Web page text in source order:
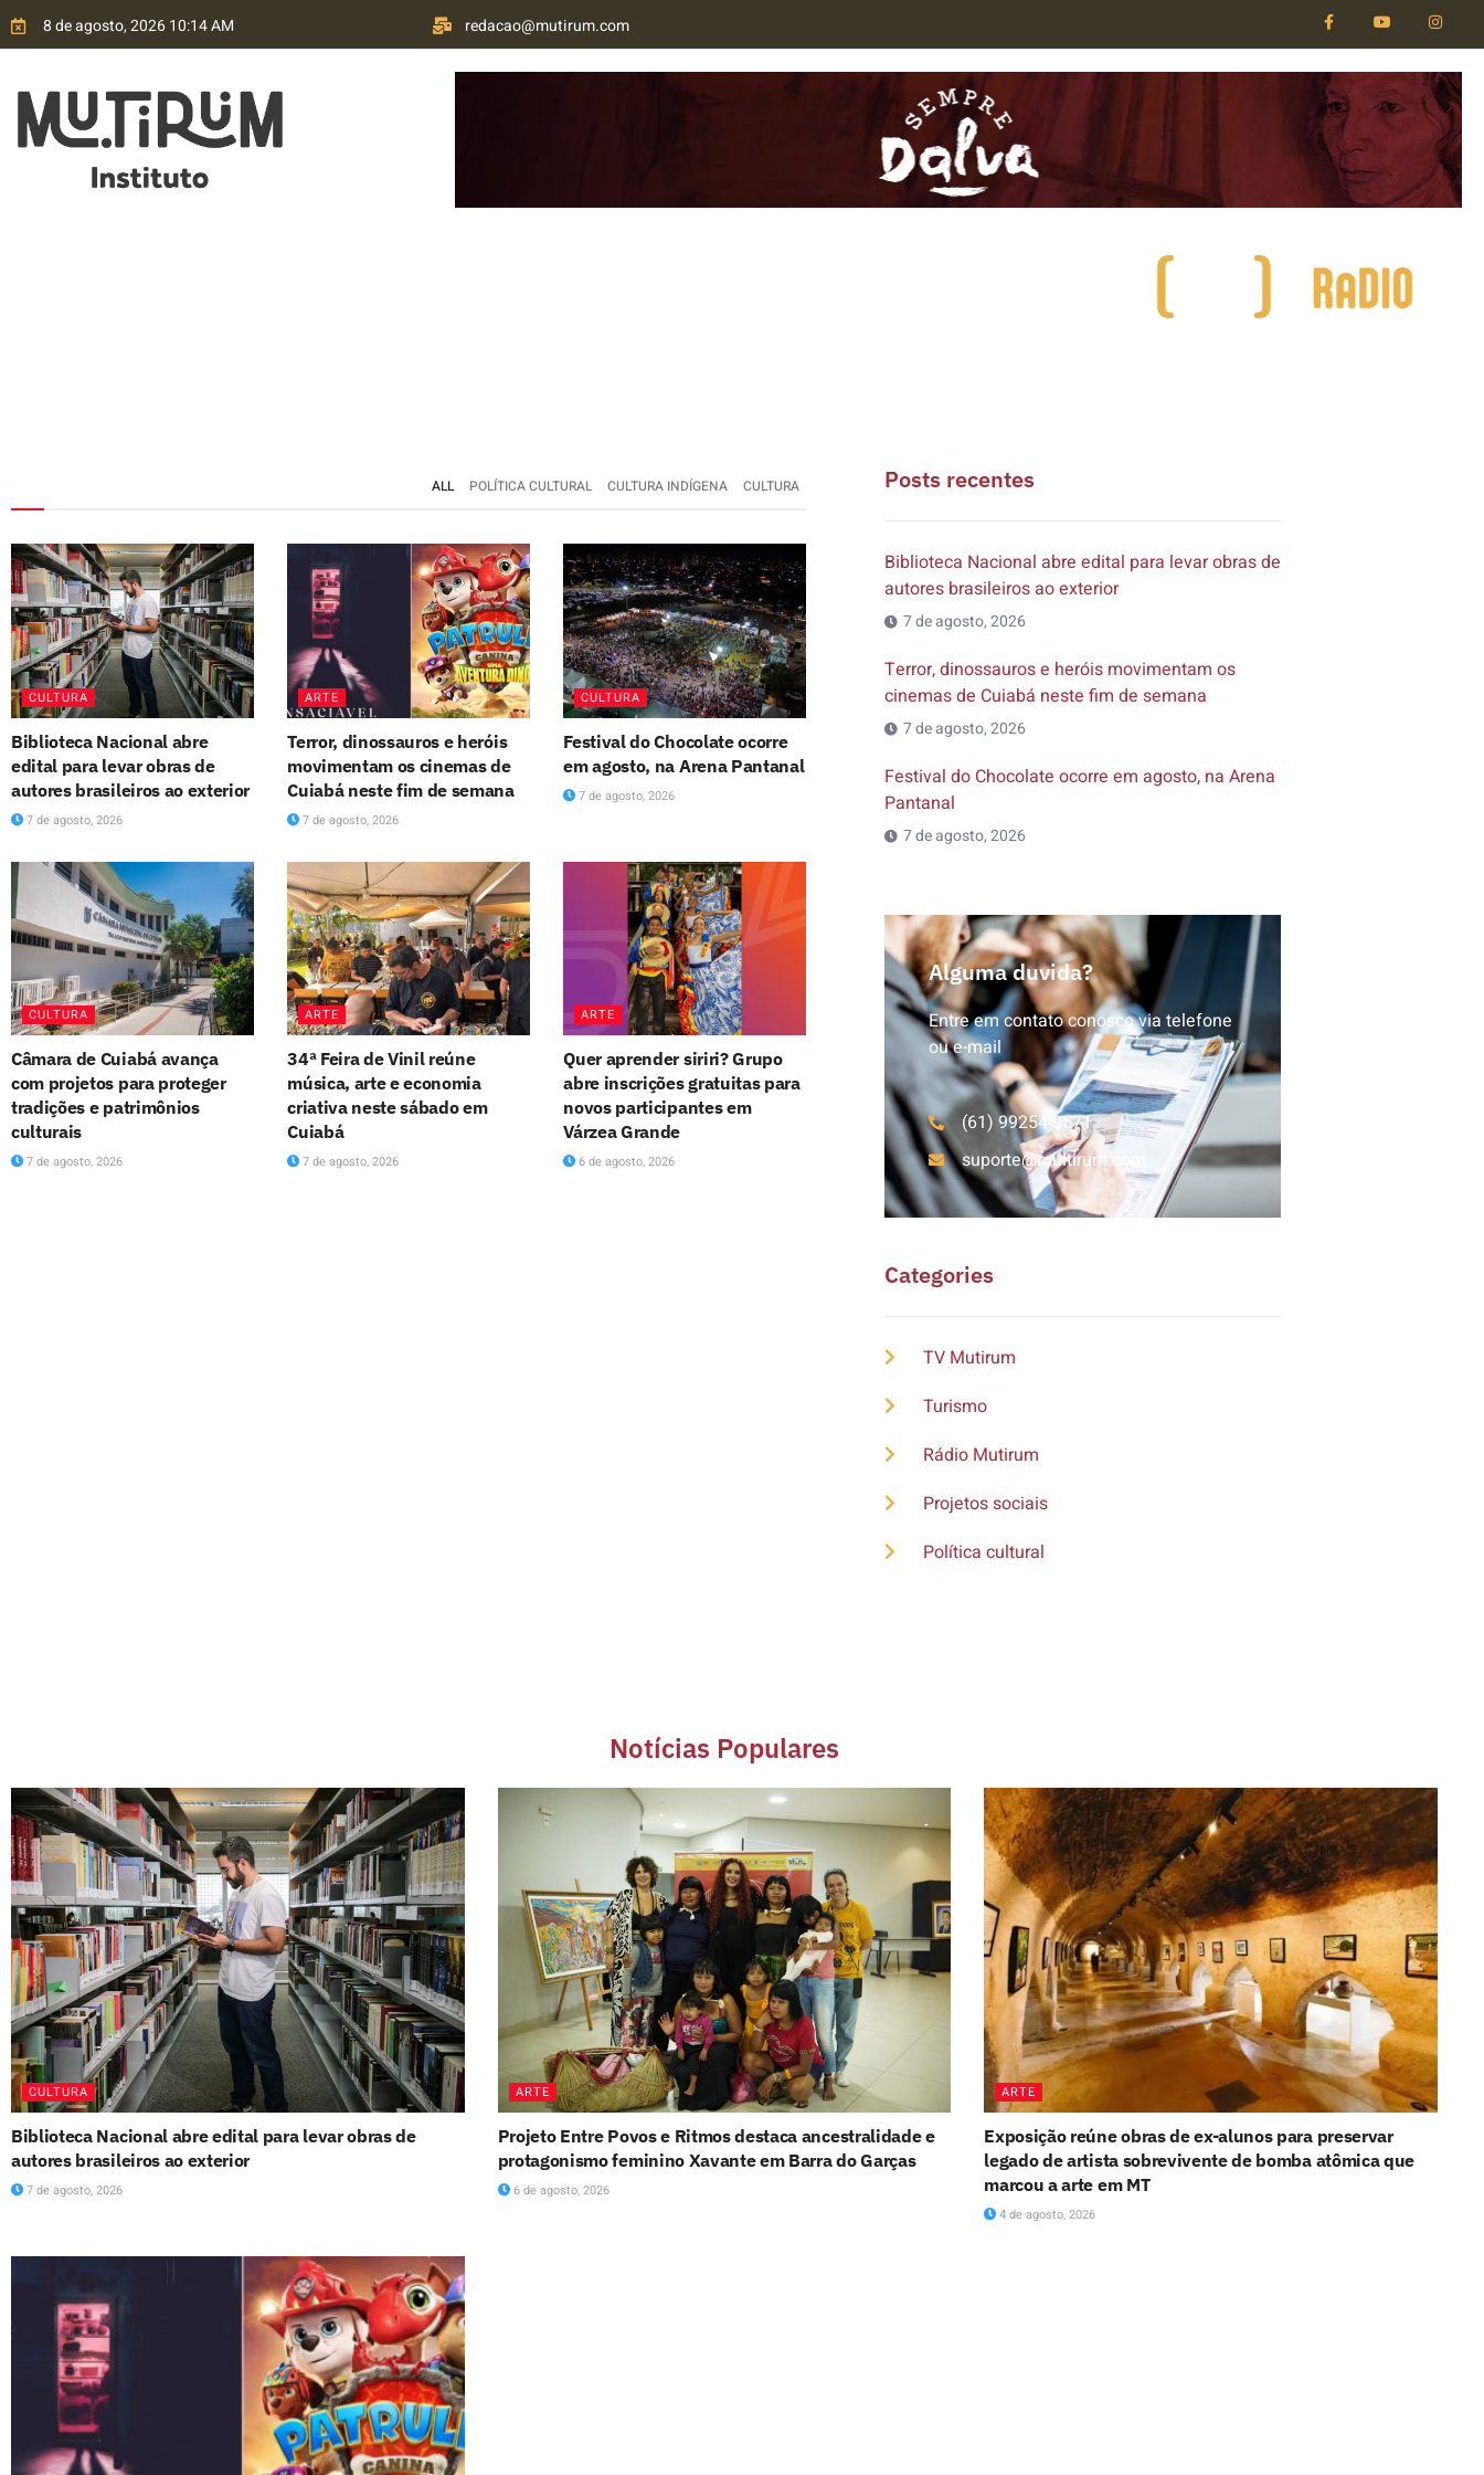
8 de agosto, 2026 10:14 AM redacao@mutirum.com
ALL POLÍTICA CULTURAL CULTURA INDÍGENA CULTURA
CULTURA
Biblioteca Nacional abre
edital para levar obras de
autores brasileiros ao exterior
7 de agosto, 2026
ARTE
Terror, dinossauros e heróis
movimentam os cinemas de
Cuiabá neste fim de semana
7 de agosto, 2026
CULTURA
Festival do Chocolate ocorre
em agosto, na Arena Pantanal
7 de agosto, 2026
CULTURA
Câmara de Cuiabá avança
com projetos para proteger
tradições e patrimônios
culturais
7 de agosto, 2026
ARTE
34ª Feira de Vinil reúne
música, arte e economia
criativa neste sábado em
Cuiabá
7 de agosto, 2026
ARTE
Quer aprender siriri? Grupo
abre inscrições gratuitas para
novos participantes em
Várzea Grande
6 de agosto, 2026
Posts recentes
Biblioteca Nacional abre edital para levar obras de
autores brasileiros ao exterior
7 de agosto, 2026
Terror, dinossauros e heróis movimentam os
cinemas de Cuiabá neste fim de semana
7 de agosto, 2026
Festival do Chocolate ocorre em agosto, na Arena
Pantanal
7 de agosto, 2026
Alguma duvida?
Entre em contato conosco via telefone
ou e-mail
(61) 99254-9571
suporte@multirum.com
Categories
TV Mutirum
Turismo
Rádio Mutirum
Projetos sociais
Política cultural
Notícias Populares
CULTURA
Biblioteca Nacional abre edital para levar obras de
autores brasileiros ao exterior
7 de agosto, 2026
ARTE
Projeto Entre Povos e Ritmos destaca ancestralidade e
protagonismo feminino Xavante em Barra do Garças
6 de agosto, 2026
ARTE
Exposição reúne obras de ex-alunos para preservar
legado de artista sobrevivente de bomba atômica que
marcou a arte em MT
4 de agosto, 2026